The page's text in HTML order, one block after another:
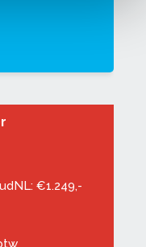
€1.249,-